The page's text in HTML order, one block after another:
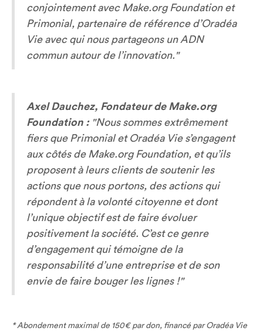
conjointement avec Make.org Foundation et
Primonial, partenaire de référence d’Oradéa
Vie avec qui nous partageons un ADN
commun autour de l’innovation."
Axel Dauchez, Fondateur de Make.org
Foundation : "Nous sommes extrêmement
fiers que Primonial et Oradéa Vie s’engagent
aux côtés de Make.org Foundation, et qu’ils
proposent à leurs clients de soutenir les
actions que nous portons, des actions qui
répondent à la volonté citoyenne et dont
l’unique objectif est de faire évoluer
positivement la société. C’est ce genre
d’engagement qui témoigne de la
responsabilité d’une entreprise et de son
envie de faire bouger les lignes !"
* Abondement maximal de 150€ par don, financé par Oradéa Vie